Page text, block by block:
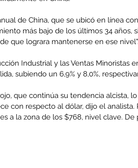
de China, que se ubicó en línea
más bajo de los últimos 34 años,
que lograra mantenerse en ese nivel".
Industrial y las Ventas Minoristas
subiendo un 6,9% y 8,0%,
que continúa su tendencia alcista,
con respecto al dólar, dijo el analista.
a la zona de los $768, nivel clave. De